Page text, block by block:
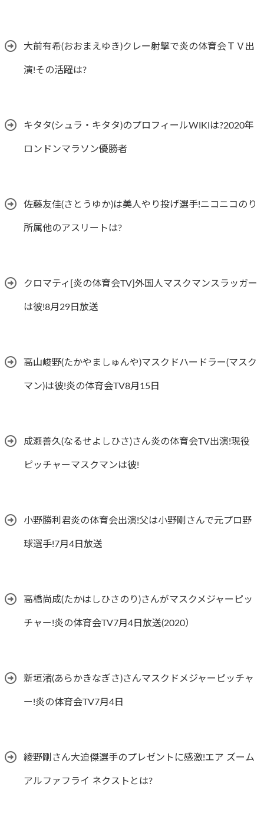
大前有希(おおまえゆき)クレー射撃で炎の体育会ＴＶ出
演!その活躍は?
キタタ(シュラ・キタタ)のプロフィールWIKIは?2020年
ロンドンマラソン優勝者
佐藤友佳(さとうゆか)は美人やり投げ選手!ニコニコのり
所属他のアスリートは?
クロマティ[炎の体育会TV]外国人マスクマンスラッガー
は彼!8月29日放送
高山峻野(たかやましゅんや)マスクドハードラー(マスク
マン)は彼!炎の体育会TV8月15日
成瀬善久(なるせよしひさ)さん炎の体育会TV出演!現役
ピッチャーマスクマンは彼!
小野勝利君炎の体育会出演!父は小野剛さんで元プロ野
球選手!7月4日放送
高橋尚成(たかはしひさのり)さんがマスクメジャーピッ
チャー!炎の体育会TV7月4日放送(2020）
新垣渚(あらかきなぎさ)さんマスクドメジャーピッチャ
ー!炎の体育会TV7月4日
綾野剛さん大迫傑選手のプレゼントに感激!エア ズーム
アルファフライ ネクストとは?